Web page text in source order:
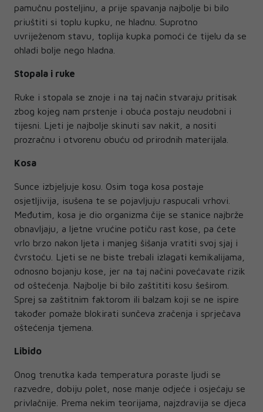
pamučnu posteljinu, a prije spavanja najbolje bi bilo
priuštiti si toplu kupku, ne hladnu. Suprotno
uvriježenom stavu, toplija kupka pomoći će tijelu da se
ohladi bolje nego hladna.
Stopala i ruke
Ruke i stopala se znoje i na taj način stvaraju pritisak
zbog kojeg nam prstenje i obuća postaju neudobni i
tijesni. Ljeti je najbolje skinuti sav nakit, a nositi
prozračnu i otvorenu obuću od prirodnih materijala.
Kosa
Sunce izbjeljuje kosu. Osim toga kosa postaje
osjetljivija, isušena te se pojavljuju raspucali vrhovi.
Međutim, kosa je dio organizma čije se stanice najbrže
obnavljaju, a ljetne vrućine potiču rast kose, pa ćete
vrlo brzo nakon ljeta i manjeg šišanja vratiti svoj sjaj i
čvrstoću. Ljeti se ne biste trebali izlagati kemikalijama,
odnosno bojanju kose, jer na taj načini povećavate rizik
od oštećenja. Najbolje bi bilo zaštititi kosu šeširom.
Sprej sa zaštitnim faktorom ili balzam koji se ne ispire
također pomaže blokirati sunčeva zračenja i sprječava
oštećenja tjemena.
Libido
Onog trenutka kada temperatura poraste ljudi se
razvedre, dobiju polet, nose manje odjeće i osjećaju se
privlačnije. Prema nekim teorijama, najzdravija se djeca